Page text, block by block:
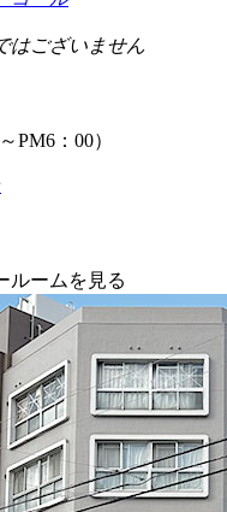
はございません
PM6：00）
ルームを見る